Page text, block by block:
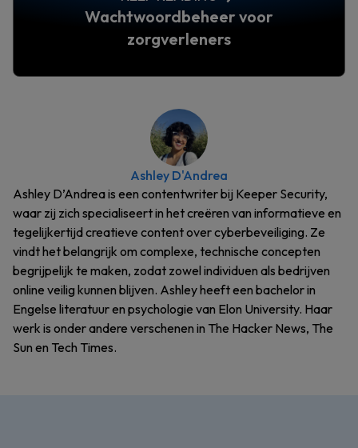
Wachtwoordbeheer voor
zorgverleners
Ashley D'Andrea
Ashley D’Andrea is een contentwriter bij Keeper Security,
waar zij zich specialiseert in het creëren van informatieve en
tegelijkertijd creatieve content over cyberbeveiliging. Ze
vindt het belangrijk om complexe, technische concepten
begrijpelijk te maken, zodat zowel individuen als bedrijven
online veilig kunnen blijven. Ashley heeft een bachelor in
Engelse literatuur en psychologie van Elon University. Haar
werk is onder andere verschenen in The Hacker News, The
Sun en Tech Times.